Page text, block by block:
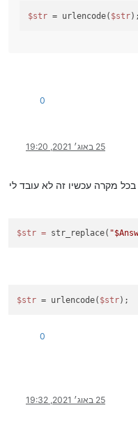
$str = urlencode( $str);
0
25 באוג׳ 2021, 19:20
מקרה עכשיו זה לא עובד לי
$str = str_replace(
$str = urlencode( $str);
0
25 באוג׳ 2021, 19:32